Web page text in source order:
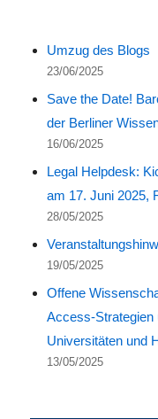
Umzug des Blogs
23/06/2025
Save the Date!
der Berliner
16/06/2025
Legal Helpdesk:
am 17. Juni 2025,
28/05/2025
19/05/2025
Offene
Access-Strategien
Universitäten und
13/05/2025